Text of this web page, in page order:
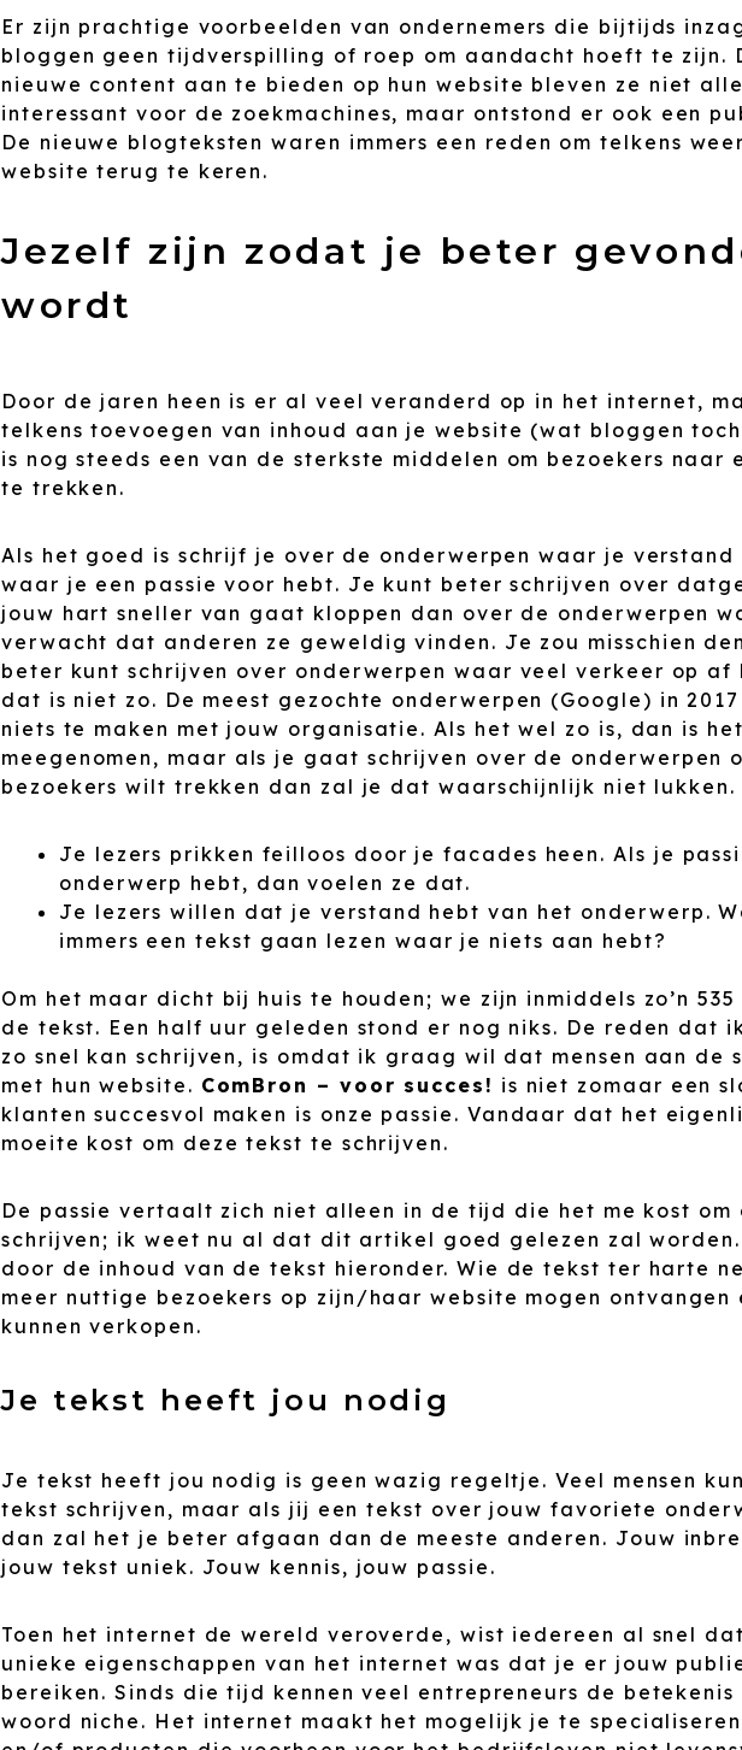
Er zijn prachtige voorbeelden van ondernemers die bijtijds
bloggen geen tijdverspilling of roep om aandacht hoeft te zijn.
nieuwe content aan te bieden op hun website bleven ze niet
interessant voor de zoekmachines, maar ontstond er ook een
De nieuwe blogteksten waren immers een reden om telkens
website terug te keren.
Jezelf zijn zodat je beter
wordt
Door de jaren heen is er al veel veranderd op in het internet,
telkens toevoegen van inhoud aan je website (wat bloggen
is nog steeds een van de sterkste middelen om bezoekers naar
te trekken.
Als het goed is schrijf je over de onderwerpen waar je verstand
waar je een passie voor hebt. Je kunt beter schrijven over
jouw hart sneller van gaat kloppen dan over de onderwerpen
verwacht dat anderen ze geweldig vinden. Je zou misschien
beter kunt schrijven over onderwerpen waar veel verkeer op af
dat is niet zo. De meest gezochte onderwerpen (Google) in
niets te maken met jouw organisatie. Als het wel zo is, dan is
meegenomen, maar als je gaat schrijven over de onderwerpen
bezoekers wilt trekken dan zal je dat waarschijnlijk niet lukken.
Je lezers prikken feilloos door je facades heen. Als je
onderwerp hebt, dan voelen ze dat.
Je lezers willen dat je verstand hebt van het onderwerp.
immers een tekst gaan lezen waar je niets aan hebt?
Om het maar dicht bij huis te houden; we zijn inmiddels zo’n 535
de tekst. Een half uur geleden stond er nog niks. De reden dat
zo snel kan schrijven, is omdat ik graag wil dat mensen aan de
met hun website. ComBron – voor succes! is niet zomaar een
klanten succesvol maken is onze passie. Vandaar dat het
moeite kost om deze tekst te schrijven.
De passie vertaalt zich niet alleen in de tijd die het me kost om
schrijven; ik weet nu al dat dit artikel goed gelezen zal
door de inhoud van de tekst hieronder. Wie de tekst ter harte
meer nuttige bezoekers op zijn/haar website mogen ontvangen
kunnen verkopen.
Je tekst heeft jou nodig
Je tekst heeft jou nodig is geen wazig regeltje. Veel mensen
tekst schrijven, maar als jij een tekst over jouw favoriete
dan zal het je beter afgaan dan de meeste anderen. Jouw
jouw tekst uniek. Jouw kennis, jouw passie.
Toen het internet de wereld veroverde, wist iedereen al snel
unieke eigenschappen van het internet was dat je er jouw
bereiken. Sinds die tijd kennen veel entrepreneurs de betekenis
woord niche. Het internet maakt het mogelijk je te